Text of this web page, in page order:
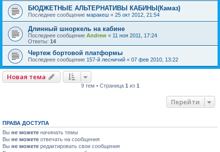
БЮДЖЕТНЫЕ АЛЬТЕРНАТИВЫ КАБИНЫ(Камаз)
Последнее сообщение маракеш « 25 окт 2012, 21:54
Длинный шноркель на кабине
Последнее сообщение Andrew « 11 ноя 2011, 17:24
Ответы: 14
Чертеж бортовой платформы
Последнее сообщение 157-й лесничий « 07 фев 2010, 13:22
Новая тема
9 тем • Страница 1 из 1
Перейти
ПРАВА ДОСТУПА
Вы не можете начинать темы
Вы не можете отвечать на сообщения
Вы не можете редактировать свои сообщения